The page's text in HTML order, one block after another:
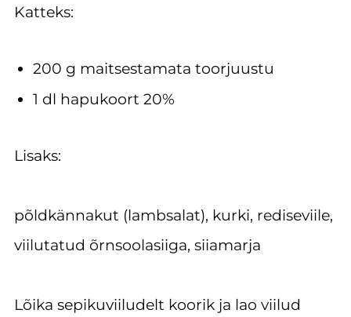
Katteks:
200 g maitsestamata toorjuustu
1 dl hapukoort 20%
Lisaks:
põldkännakut (lambsalat), kurki, rediseviile,
viilutatud õrnsoolasiiga, siiamarja
Lõika sepikuviiludelt koorik ja lao viilud